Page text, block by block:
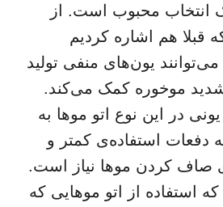
انتخاب محبوب است. از
قبلا هم اشاره کردیم
یون‌های منفی تولید
موخوره کمک می‌کند.
در این نوع اتو موها به
دفعات استفاده‌ی کمتر و
صاف کردن موها نیاز است.
استفاده از اتو موهایی که